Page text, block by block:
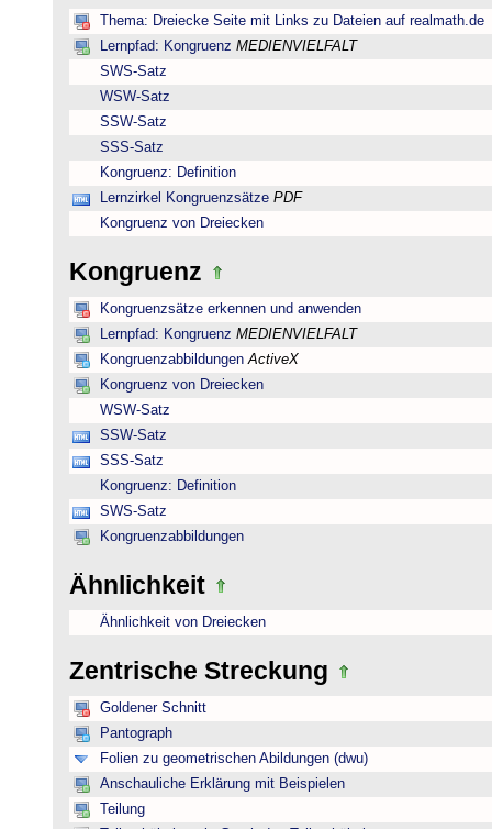
Thema: Dreiecke Seite mit Links zu Dateien auf realmath.de
Lernpfad: Kongruenz MEDIENVIELFALT
SWS-Satz
WSW-Satz
SSW-Satz
SSS-Satz
Kongruenz: Definition
Lernzirkel Kongruenzsätze PDF
Kongruenz von Dreiecken
Kongruenz
Kongruenzsätze erkennen und anwenden
Lernpfad: Kongruenz MEDIENVIELFALT
Kongruenzabbildungen ActiveX
Kongruenz von Dreiecken
WSW-Satz
SSW-Satz
SSS-Satz
Kongruenz: Definition
SWS-Satz
Kongruenzabbildungen
Ähnlichkeit
Ähnlichkeit von Dreiecken
Zentrische Streckung
Goldener Schnitt
Pantograph
Folien zu geometrischen Abildungen (dwu)
Anschauliche Erklärung mit Beispielen
Teilung